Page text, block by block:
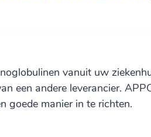
vanuit uw
een andere leverancier.
goede manier in te richten.